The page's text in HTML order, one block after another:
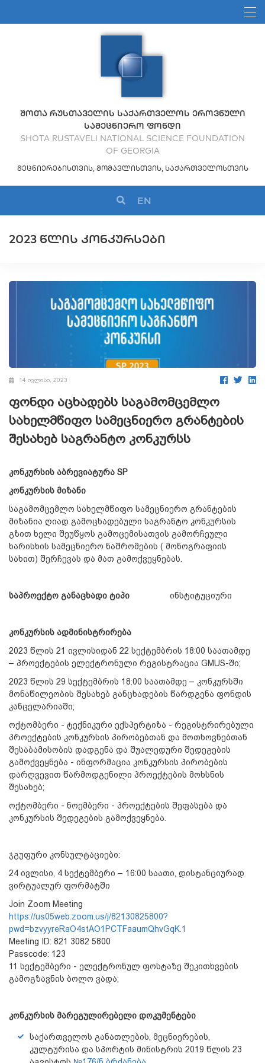
ᲨᲝᲗᲐ ᲠᲣᲡᲗᲐᲕᲔᲚᲘᲡ ᲡᲐᲥᲐᲠᲗᲕᲔᲚᲝᲡ ᲔᲠᲝᲕᲜᲣᲚᲘ
ᲡᲐᲛᲔᲪᲜᲘᲔᲠᲝ ᲤᲝᲜᲓᲘ
SHOTA RUSTAVELI NATIONAL SCIENCE FOUNDATION
OF GEORGIA
ᲛᲔᲪᲜᲘᲔᲠᲔᲑᲘᲡᲗᲕᲘᲡ, ᲛᲝᲛᲐᲕᲚᲘᲡᲗᲕᲘᲡ, ᲡᲐᲥᲐᲠᲗᲕᲔᲚᲝᲡᲗᲕᲘᲡ
EN
2023 ᲬᲚᲘᲡ ᲙᲝᲜᲙᲣᲠᲡᲔᲑᲘ
14 ივლისი, 2023
ფონდი აცხადებს საგამომცემლო
სახელმწიფო სამეცნიერო გრანტების
შესახებ საგრანტო კონკურსს
კონკურსის აბრევიატურა SP
კონკურსის მიზანი
საგამომცემლო სახელმწიფო სამეცნიერო გრანტების
მიზანია ღიად გამოცხადებული საგრანტო კონკურსის
გზით ხელი შეუწყოს გამოცემისათვის გამორჩეული
ხარისხის სამეცნიერო ნაშრომების ( მონოგრაფიის
სახით) შერჩევას და მათ გამოქვეყნებას.
საპროექტო განაცხადი ტიპი ინსტიტუციური
კონკურსის ადმინისტრირება
2023 წლის 21 ივლისიდან 22 სექტემბრის 18:00 საათამდე
– პროექტების ელექტრონული რეგისტრაცია GMUS-ში;
2023 წლის 29 სექტემბრის 18:00 საათამდე – კონკურსში
მონაწილეობის შესახებ განცხადების წარდგენა ფონდის
კანცელარიაში;
ოქტომბერი - ტექნიკური ექსპერტიზა - რეგისტრირებული
პროექტების კონკურსის პირობებთან და მოთხოვნებთან
შესაბამისობის დადგენა და შუალედური შედეგების
გამოქვეყნება - ინფორმაცია კონკურსის პირობების
დარღვევით წარმოდგენილი პროექტების მოხსნის
შესახებ;
ოქტომბერი - ნოემბერი - პროექტების შეფასება და
კონკურსის შედეგების გამოქვეყნება.
ჯგუფური კონსულტაციები:
24 ივლისი, 4 სექტემბერი – 16:00 საათი, დისტანციურად
ვირტუალურ ფორმატში
Join Zoom Meeting
https://us05web.zoom.us/j/82130825800?
pwd=bzvyyreRaO4stAO1PCTFaaumQhvGqK.1
Meeting ID: 821 3082 5800
Passcode: 123
11 სექტემბერი - ელექტრონულ ფოსტაზე შეკითხვების
გამოგზავნის ბოლო ვადა;
კონკურსის მარეგულირებელი დოკუმენტები
საქართველოს განათლების, მეცნიერების,
კულტურისა და სპორტის მინისტრის 2019 წლის 23